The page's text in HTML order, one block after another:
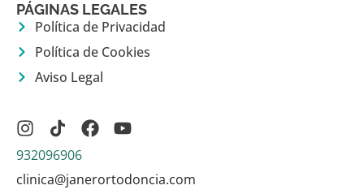
PÁGINAS LEGALES
Política de Privacidad
Política de Cookies
Aviso Legal
932096906
clinica@janerortodoncia.com